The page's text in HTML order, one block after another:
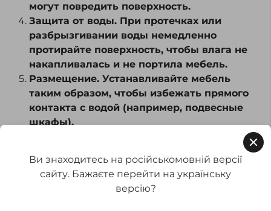
могут повредить поверхность.
Защита от воды. При протечках или
разбрызгивании воды немедленно
протирайте поверхность, чтобы влага не
накапливалась и не портила мебель.
Размещение. Устанавливайте мебель
таким образом, чтобы избежать прямого
контакта с водой (например, подвесные
шкафы).
повреждений или следов влаги и при
необходимости принимайте меры по их
Ви знаходитесь на російськомовній версії
сайту. Бажаєте перейти на українську
версію?